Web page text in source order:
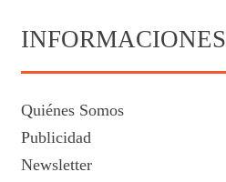
INFORMACIONES
Quiénes Somos
Publicidad
Newsletter